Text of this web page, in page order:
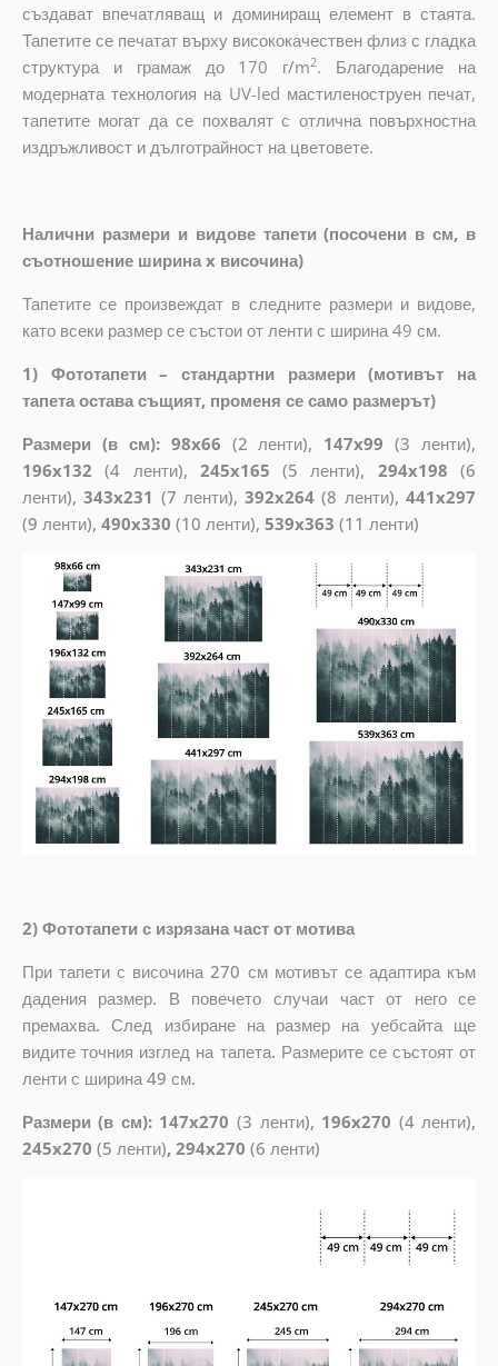
създават впечатляващ и доминиращ елемент в стаята.
Тапетите се печатат върху висококачествен флиз с гладка
структура и грамаж до 170 г/m2. Благодарение на
модерната технология на UV-led мастиленоструен печат,
тапетите могат да се похвалят с отлична повърхностна
издръжливост и дълготрайност на цветовете.
Налични размери и видове тапети (посочени в см, в
съотношение ширина x височина)
Тапетите се произвеждат в следните размери и видове,
като всеки размер се състои от ленти с ширина 49 см.
1) Фототапети – стандартни размери (мотивът на
тапета остава същият, променя се само размерът)
Размери (в см): 98x66 (2 ленти), 147x99 (3 ленти),
196x132 (4 ленти), 245x165 (5 ленти), 294x198 (6
ленти),343x231 (7 ленти),392x264 (8 ленти),441x297
(9 ленти), 490x330 (10 ленти), 539x363 (11 ленти)
2) Фототапети с изрязана част от мотива
При тапети с височина 270 см мотивът се адаптира към
дадения размер. В повечето случаи част от него се
премахва. След избиране на размер на уебсайта ще
видите точния изглед на тапета. Размерите се състоят от
ленти с ширина 49 см.
Размери (в см): 147x270 (3 ленти), 196x270 (4 ленти),
245x270 (5 ленти), 294x270 (6 ленти)